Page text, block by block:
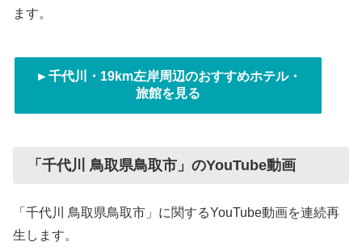
ます。
►千代川・19km左岸周辺のおすすめホテル・
旅館を見る
「千代川 鳥取県鳥取市」のYouTube動画
「千代川 鳥取県鳥取市」に関するYouTube動画を連続再
生します。